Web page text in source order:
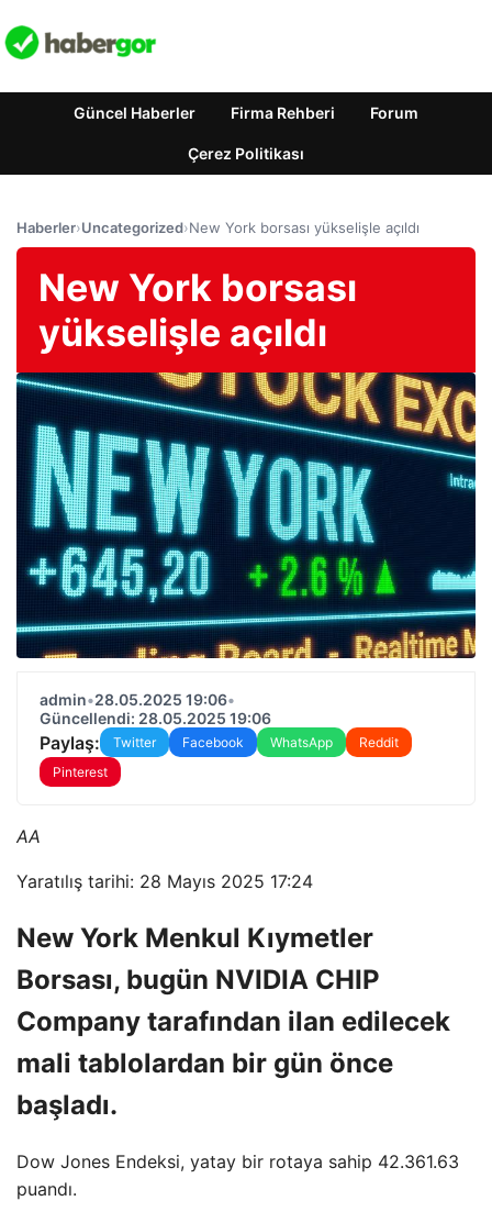
Güncel Haberler Firma Rehberi Forum
Çerez Politikası
Haberler›Uncategorized›New York borsası yükselişle açıldı
New York borsası
yükselişle açıldı
admin•28.05.2025 19:06•
Güncellendi: 28.05.2025 19:06
Paylaş: Twitter Facebook WhatsApp
Reddit
Pinterest
AA
Yaratılış tarihi: 28 Mayıs 2025 17:24
New York Menkul Kıymetler
Borsası, bugün NVIDIA CHIP
Company tarafından ilan edilecek
mali tablolardan bir gün önce
başladı.
Dow Jones Endeksi, yatay bir rotaya sahip 42.361.63
puandı.